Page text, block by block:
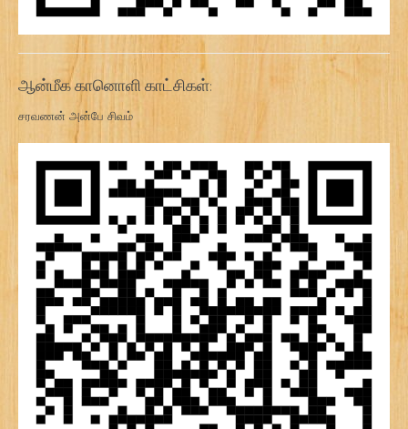
ஆன்மீக கானொளி காட்சிகள்:
சரவணன் அன்பே சிவம்